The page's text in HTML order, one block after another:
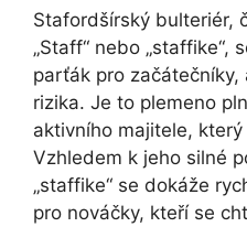
Stafordšírský bulteriér,
„Staff“ nebo „staffike“,
parťák pro
rizika. Je to plemeno
aktivního majitele,
Vzhledem k jeho silné
„staffike“ se dokáže
pro nováčky, kteří se